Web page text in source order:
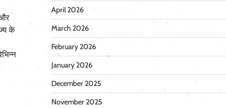
के
April 2026
March 2026
February 2026
January 2026
December 2025
November 2025